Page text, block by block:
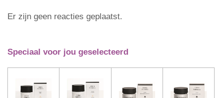
Er zijn geen reacties geplaatst.
Speciaal voor jou geselecteerd